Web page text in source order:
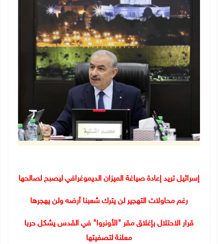
إسرائيل تريد إعادة صياغة الميزان الديموغرافي ليصبح لصالحها
رغم محاولات التهجير لن يترك شعبنا أرضه ولن يهجرها
قرار الاحتلال بإغلاق مقر "الأونروا" في القدس يشكل حربا
معلنة لتصفيتها